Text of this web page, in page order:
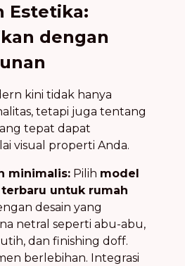
Estetika:
dengan
kini tidak hanya
tetapi juga tentang
tepat dapat
visual properti Anda.
minimalis: Pilih model
untuk rumah
desain yang
netral seperti abu-abu,
dan finishing doff.
berlebihan. Integrasi